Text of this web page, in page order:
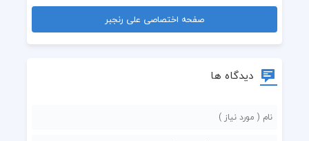
صفحه اختصاصی علی رنجبر
دیدگاه ها